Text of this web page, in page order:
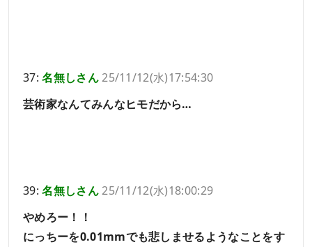
37:名無しさん25/11/12(水)17:54:30
芸術家なんてみんなヒモだから…
39:名無しさん25/11/12(水)18:00:29
やめろー！！
にっちーを0.01mmでも悲しませるようなことをす